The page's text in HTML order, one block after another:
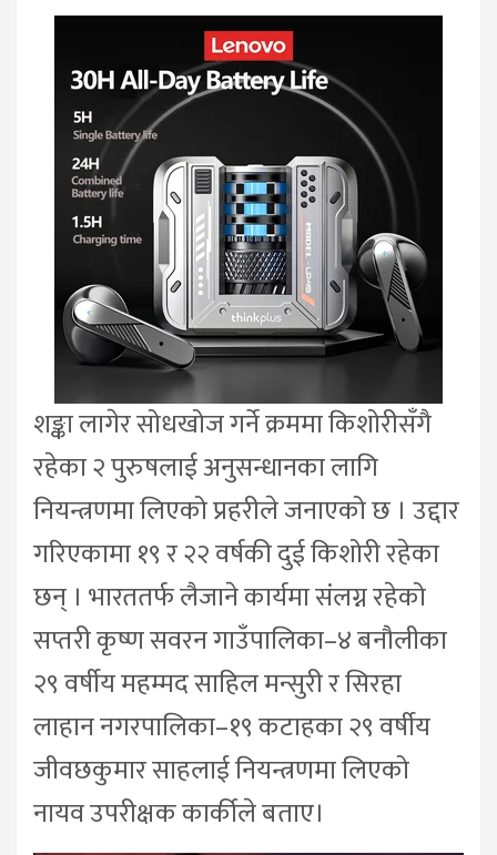
शङ्का लागेर सोधखोज गर्ने क्रममा किशोरीसँगै
रहेका २ पुरुषलाई अनुसन्धानका लागि
नियन्त्रणमा लिएको प्रहरीले जनाएको छ । उद्दार
गरिएकामा १९ र २२ वर्षकी दुई किशोरी रहेका
छन् । भारततर्फ लैजाने कार्यमा संलग्न रहेको
सप्तरी कृष्ण सवरन गाउँपालिका–४ बनौलीका
२९ वर्षीय महम्मद साहिल मन्सुरी र सिरहा
लाहान नगरपालिका–१९ कटाहका २९ वर्षीय
जीवछकुमार साहलाई नियन्त्रणमा लिएको
नायव उपरीक्षक कार्कीले बताए।